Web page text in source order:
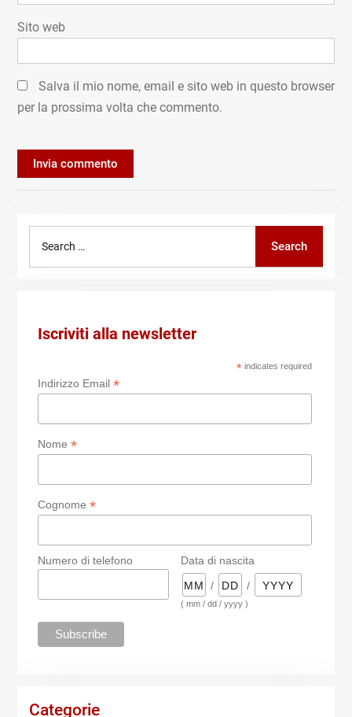
Sito web
Salva il mio nome, email e sito web in questo browser
per la prossima volta che commento.
Search
Iscriviti alla newsletter
*indicates required
Indirizzo Email *
Nome *
Cognome *
Numero di telefono
Data di nascita
/
/
( mm / dd / yyyy )
Categorie